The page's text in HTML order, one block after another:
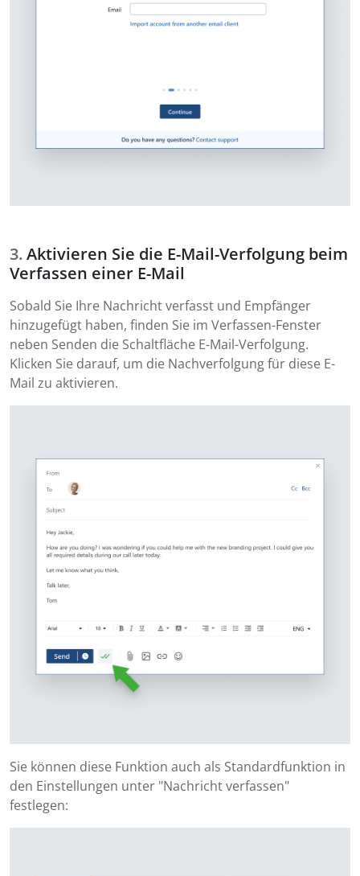
Aktivieren Sie die E-Mail-Verfolgung beim
Verfassen einer E-Mail
Sobald Sie Ihre Nachricht verfasst und Empfänger
hinzugefügt haben, finden Sie im Verfassen-Fenster
neben Senden die Schaltfläche E-Mail-Verfolgung.
Klicken Sie darauf, um die Nachverfolgung für diese E-
Mail zu aktivieren.
Sie können diese Funktion auch als Standardfunktion in
den Einstellungen unter "Nachricht verfassen"
festlegen: